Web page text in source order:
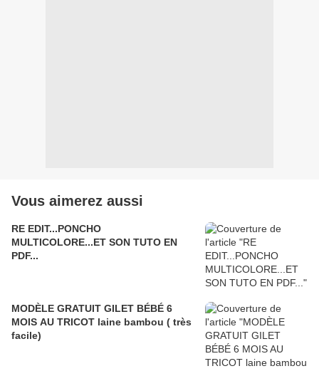
Vous aimerez aussi
RE EDIT...PONCHO
MULTICOLORE...ET SON TUTO EN
PDF...
MODÈLE GRATUIT GILET BÉBÉ 6
MOIS AU TRICOT laine bambou ( très
facile)